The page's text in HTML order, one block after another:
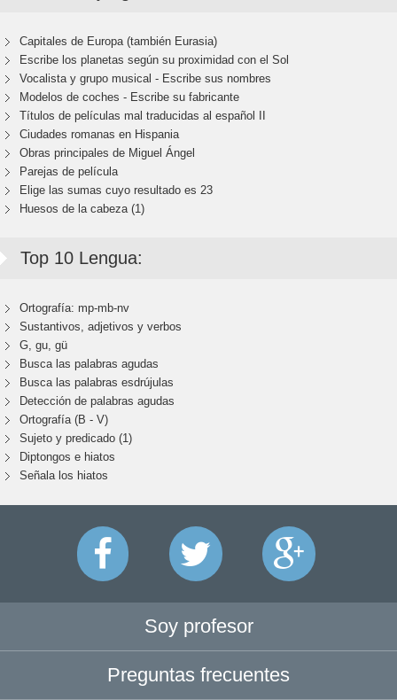
Capitales de Europa (también Eurasia)
Escribe los planetas según su proximidad con el Sol
Vocalista y grupo musical - Escribe sus nombres
Modelos de coches - Escribe su fabricante
Títulos de películas mal traducidas al español II
Ciudades romanas en Hispania
Obras principales de Miguel Ángel
Parejas de película
Elige las sumas cuyo resultado es 23
Huesos de la cabeza (1)
Top 10 Lengua:
Ortografía: mp-mb-nv
Sustantivos, adjetivos y verbos
G, gu, gü
Busca las palabras agudas
Busca las palabras esdrújulas
Detección de palabras agudas
Ortografía (B - V)
Sujeto y predicado (1)
Diptongos e hiatos
Señala los hiatos
Soy profesor
Preguntas frecuentes